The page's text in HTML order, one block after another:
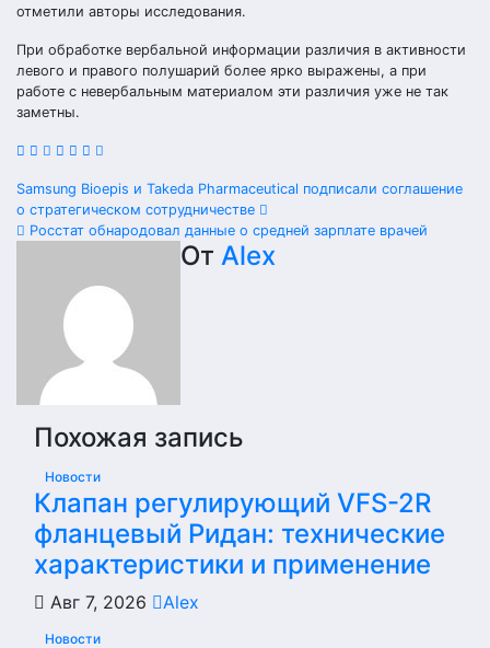
отметили авторы исследования.
При обработке вербальной информации различия в активности
левого и правого полушарий более ярко выражены, а при
работе с невербальным материалом эти различия уже не так
заметны.
Навигация
по
записям
Samsung Bioepis и Takeda Pharmaceutical подписали соглашение
о стратегическом сотрудничестве
Росстат обнародовал данные о средней зарплате врачей
От Alex
Похожая запись
Новости
Клапан регулирующий VFS-2R
фланцевый Ридан: технические
характеристики и применение
Авг 7, 2026 Alex
Новости